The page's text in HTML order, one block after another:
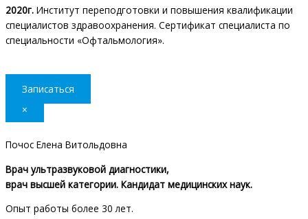
2020г. Институт переподготовки и повышения квалификации
специалистов здравоохранения. Сертификат специалиста по
специальности «Офтальмология».
Записаться
×
Почос Елена Витольдовна
Врач ультразвуковой диагностики,
врач высшей категории. Кандидат медицинских наук.
Опыт работы более 30 лет.